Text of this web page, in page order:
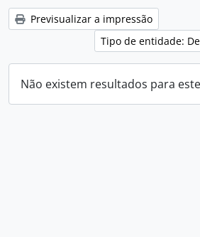
Previsualizar a impressão
Tipo de entidade:
Não existem resultados para